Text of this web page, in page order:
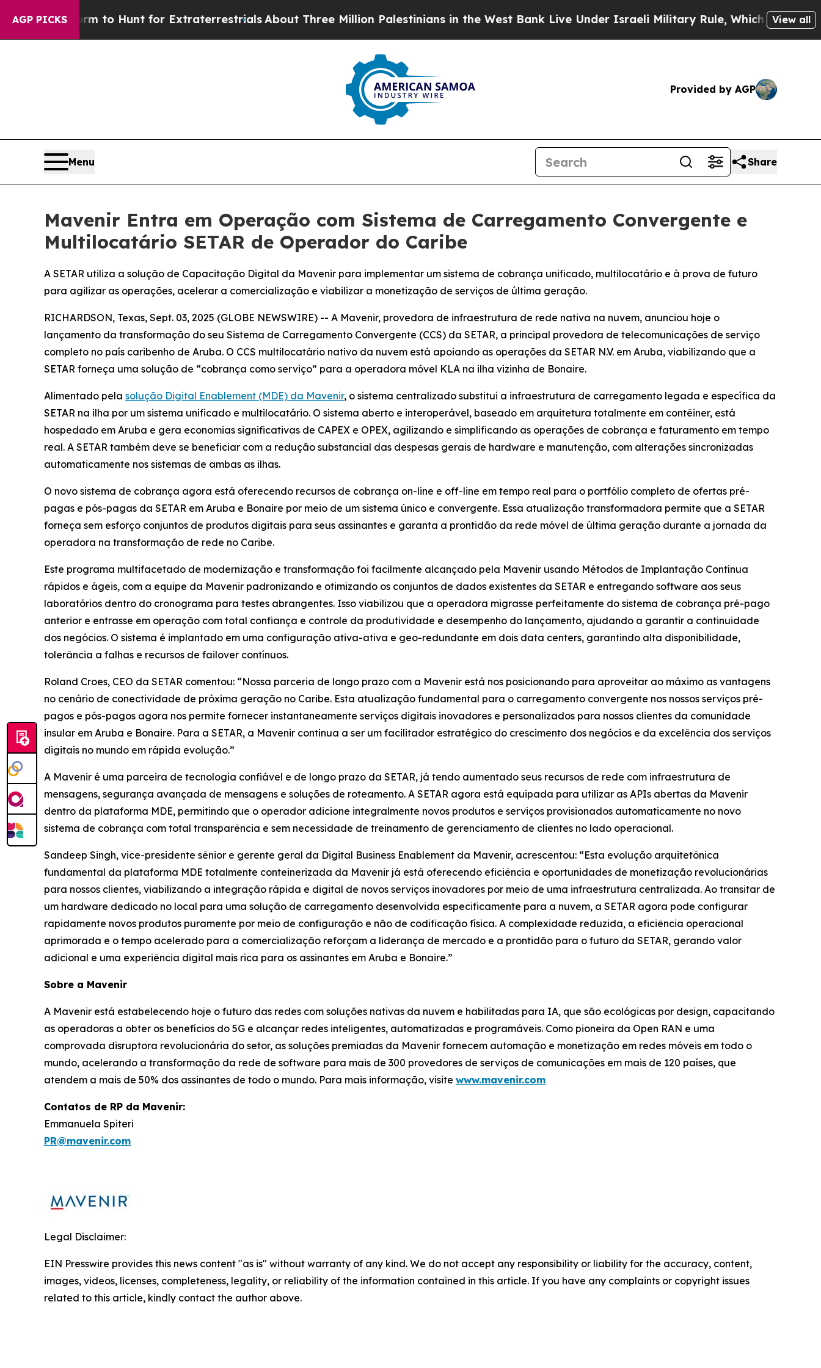
AGP PICKS
Lifeform to Hunt for ExtraterrestrialsAbout Three Million Palestinians in the West Bank Live Under Israeli Military Rule, Which Offers ThemView all
Provided by AGP
Menu Share
Mavenir Entra em Operação com Sistema de Carregamento Convergente e
Multilocatário SETAR de Operador do Caribe
A SETAR utiliza a solução de Capacitação Digital da Mavenir para implementar um sistema de cobrança unificado, multilocatário e à prova de futuro
para agilizar as operações, acelerar a comercialização e viabilizar a monetização de serviços de última geração.
RICHARDSON, Texas, Sept. 03, 2025 (GLOBE NEWSWIRE) -- A Mavenir, provedora de infraestrutura de rede nativa na nuvem, anunciou hoje o
lançamento da transformação do seu Sistema de Carregamento Convergente (CCS) da SETAR, a principal provedora de telecomunicações de serviço
completo no país caribenho de Aruba. O CCS multilocatário nativo da nuvem está apoiando as operações da SETAR N.V. em Aruba, viabilizando que a
SETAR forneça uma solução de “cobrança como serviço” para a operadora móvel KLA na ilha vizinha de Bonaire.
Alimentado pela solução Digital Enablement (MDE) da Mavenir, o sistema centralizado substitui a infraestrutura de carregamento legada e específica da
SETAR na ilha por um sistema unificado e multilocatário. O sistema aberto e interoperável, baseado em arquitetura totalmente em contêiner, está
hospedado em Aruba e gera economias significativas de CAPEX e OPEX, agilizando e simplificando as operações de cobrança e faturamento em tempo
real. A SETAR também deve se beneficiar com a redução substancial das despesas gerais de hardware e manutenção, com alterações sincronizadas
automaticamente nos sistemas de ambas as ilhas.
O novo sistema de cobrança agora está oferecendo recursos de cobrança on-line e off-line em tempo real para o portfólio completo de ofertas pré-
pagas e pós-pagas da SETAR em Aruba e Bonaire por meio de um sistema único e convergente. Essa atualização transformadora permite que a SETAR
forneça sem esforço conjuntos de produtos digitais para seus assinantes e garanta a prontidão da rede móvel de última geração durante a jornada da
operadora na transformação de rede no Caribe.
Este programa multifacetado de modernização e transformação foi facilmente alcançado pela Mavenir usando Métodos de Implantação Contínua
rápidos e ágeis, com a equipe da Mavenir padronizando e otimizando os conjuntos de dados existentes da SETAR e entregando software aos seus
laboratórios dentro do cronograma para testes abrangentes. Isso viabilizou que a operadora migrasse perfeitamente do sistema de cobrança pré-pago
anterior e entrasse em operação com total confiança e controle da produtividade e desempenho do lançamento, ajudando a garantir a continuidade
dos negócios. O sistema é implantado em uma configuração ativa-ativa e geo-redundante em dois data centers, garantindo alta disponibilidade,
tolerância a falhas e recursos de failover contínuos.
Roland Croes, CEO da SETAR comentou: “Nossa parceria de longo prazo com a Mavenir está nos posicionando para aproveitar ao máximo as vantagens
no cenário de conectividade de próxima geração no Caribe. Esta atualização fundamental para o carregamento convergente nos nossos serviços pré-
pagos e pós-pagos agora nos permite fornecer instantaneamente serviços digitais inovadores e personalizados para nossos clientes da comunidade
insular em Aruba e Bonaire. Para a SETAR, a Mavenir continua a ser um facilitador estratégico do crescimento dos negócios e da excelência dos serviços
digitais no mundo em rápida evolução.”
A Mavenir é uma parceira de tecnologia confiável e de longo prazo da SETAR, já tendo aumentado seus recursos de rede com infraestrutura de
mensagens, segurança avançada de mensagens e soluções de roteamento. A SETAR agora está equipada para utilizar as APIs abertas da Mavenir
dentro da plataforma MDE, permitindo que o operador adicione integralmente novos produtos e serviços provisionados automaticamente no novo
sistema de cobrança com total transparência e sem necessidade de treinamento de gerenciamento de clientes no lado operacional.
Sandeep Singh, vice-presidente sênior e gerente geral da Digital Business Enablement da Mavenir, acrescentou: “Esta evolução arquitetônica
fundamental da plataforma MDE totalmente conteinerizada da Mavenir já está oferecendo eficiência e oportunidades de monetização revolucionárias
para nossos clientes, viabilizando a integração rápida e digital de novos serviços inovadores por meio de uma infraestrutura centralizada. Ao transitar de
um hardware dedicado no local para uma solução de carregamento desenvolvida especificamente para a nuvem, a SETAR agora pode configurar
rapidamente novos produtos puramente por meio de configuração e não de codificação física. A complexidade reduzida, a eficiência operacional
aprimorada e o tempo acelerado para a comercialização reforçam a liderança de mercado e a prontidão para o futuro da SETAR, gerando valor
adicional e uma experiência digital mais rica para os assinantes em Aruba e Bonaire.”
Sobre a Mavenir
A Mavenir está estabelecendo hoje o futuro das redes com soluções nativas da nuvem e habilitadas para IA, que são ecológicas por design, capacitando
as operadoras a obter os benefícios do 5G e alcançar redes inteligentes, automatizadas e programáveis. Como pioneira da Open RAN e uma
comprovada disruptora revolucionária do setor, as soluções premiadas da Mavenir fornecem automação e monetização em redes móveis em todo o
mundo, acelerando a transformação da rede de software para mais de 300 provedores de serviços de comunicações em mais de 120 países, que
atendem a mais de 50% dos assinantes de todo o mundo. Para mais informação, visite www.mavenir.com
Contatos de RP da Mavenir:
Emmanuela Spiteri
PR@mavenir.com
Legal Disclaimer:
EIN Presswire provides this news content "as is" without warranty of any kind. We do not accept any responsibility or liability for the accuracy, content,
images, videos, licenses, completeness, legality, or reliability of the information contained in this article. If you have any complaints or copyright issues
related to this article, kindly contact the author above.